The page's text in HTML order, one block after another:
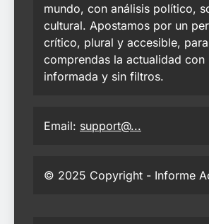
mundo, con análisis político,
cultural. Apostamos por un
crítico, plural y accesible,
comprendas la actualidad con
informada y sin filtros.
Email: support@...
© 2025 Copyright - Informe